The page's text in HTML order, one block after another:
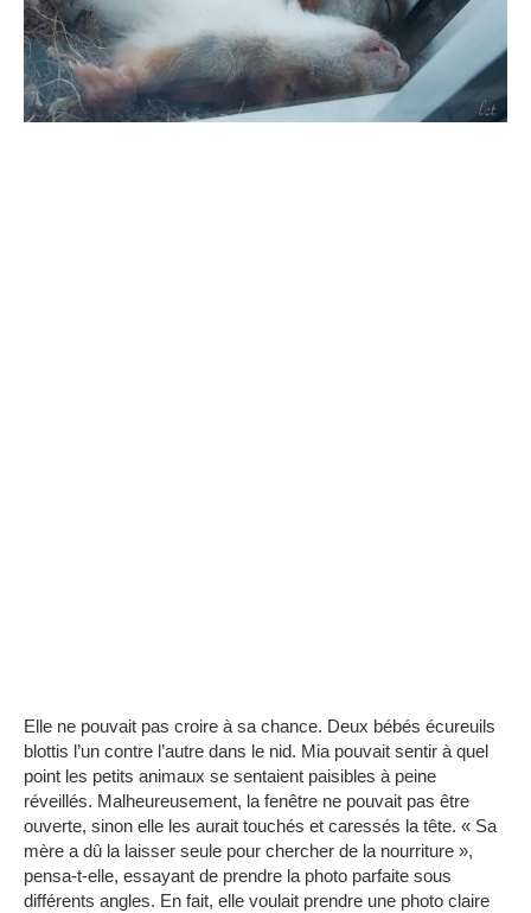
Elle ne pouvait pas croire à sa chance. Deux bébés écureuils
blottis l’un contre l’autre dans le nid. Mia pouvait sentir à quel
point les petits animaux se sentaient paisibles à peine
réveillés. Malheureusement, la fenêtre ne pouvait pas être
ouverte, sinon elle les aurait touchés et caressés la tête. « Sa
mère a dû la laisser seule pour chercher de la nourriture »,
pensa-t-elle, essayant de prendre la photo parfaite sous
différents angles. En fait, elle voulait prendre une photo claire